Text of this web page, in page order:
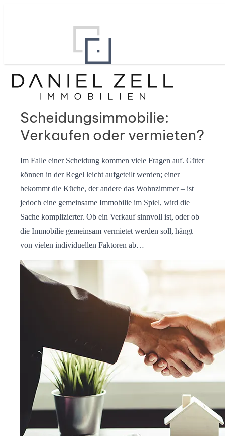
Scheidungsimmobilie:
Verkaufen oder vermieten?
Im Falle einer Scheidung kommen viele Fragen auf. Güter
können in der Regel leicht aufgeteilt werden; einer
bekommt die Küche, der andere das Wohnzimmer – ist
jedoch eine gemeinsame Immobilie im Spiel, wird die
Sache komplizierter. Ob ein Verkauf sinnvoll ist, oder ob
die Immobilie gemeinsam vermietet werden soll, hängt
von vielen individuellen Faktoren ab…